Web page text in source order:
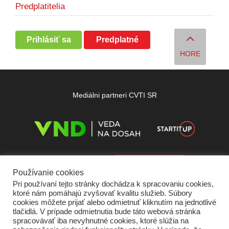
Predplatitelia
Prihlásiť sa Predplatné
HORE
Mediálni partneri CVTI SR
Používanie cookies
Pri používaní tejto stránky dochádza k spracovaniu cookies,
ktoré nám pomáhajú zvyšovať kvalitu služieb. Súbory
cookies môžete prijať alebo odmietnuť kliknutím na jednotlivé
tlačidlá. V prípade odmietnutia bude táto webová stránka
spracovávať iba nevyhnutné cookies, ktoré slúžia na